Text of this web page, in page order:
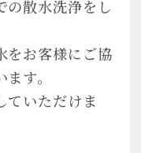
の散水洗浄をし
をお客様にご協
す。
ていただけま